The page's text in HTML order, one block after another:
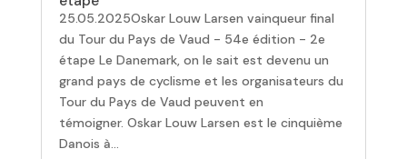
25.05.2025Oskar Louw Larsen vainqueur final
du Tour du Pays de Vaud - 54e édition - 2e
étape Le Danemark, on le sait est devenu un
grand pays de cyclisme et les organisateurs du
Tour du Pays de Vaud peuvent en
témoigner. Oskar Louw Larsen est le cinquième
Danois à...